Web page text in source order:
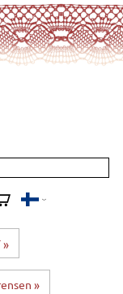
‪»
‪»